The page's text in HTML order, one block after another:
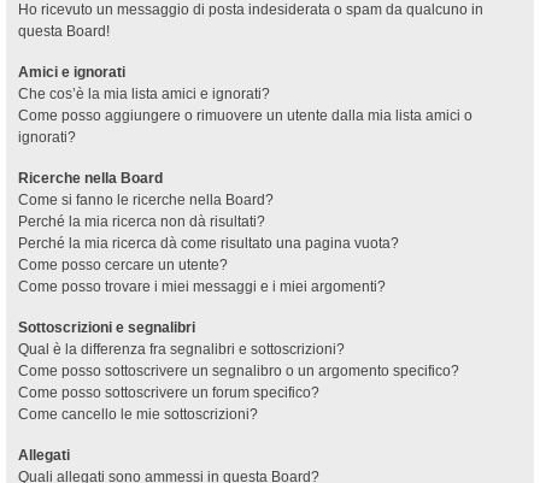
Ho ricevuto un messaggio di posta indesiderata o spam da qualcuno in
questa Board!
Amici e ignorati
Che cos’è la mia lista amici e ignorati?
Come posso aggiungere o rimuovere un utente dalla mia lista amici o
ignorati?
Ricerche nella Board
Come si fanno le ricerche nella Board?
Perché la mia ricerca non dà risultati?
Perché la mia ricerca dà come risultato una pagina vuota?
Come posso cercare un utente?
Come posso trovare i miei messaggi e i miei argomenti?
Sottoscrizioni e segnalibri
Qual è la differenza fra segnalibri e sottoscrizioni?
Come posso sottoscrivere un segnalibro o un argomento specifico?
Come posso sottoscrivere un forum specifico?
Come cancello le mie sottoscrizioni?
Allegati
Quali allegati sono ammessi in questa Board?